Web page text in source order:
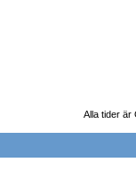
Alla tider är